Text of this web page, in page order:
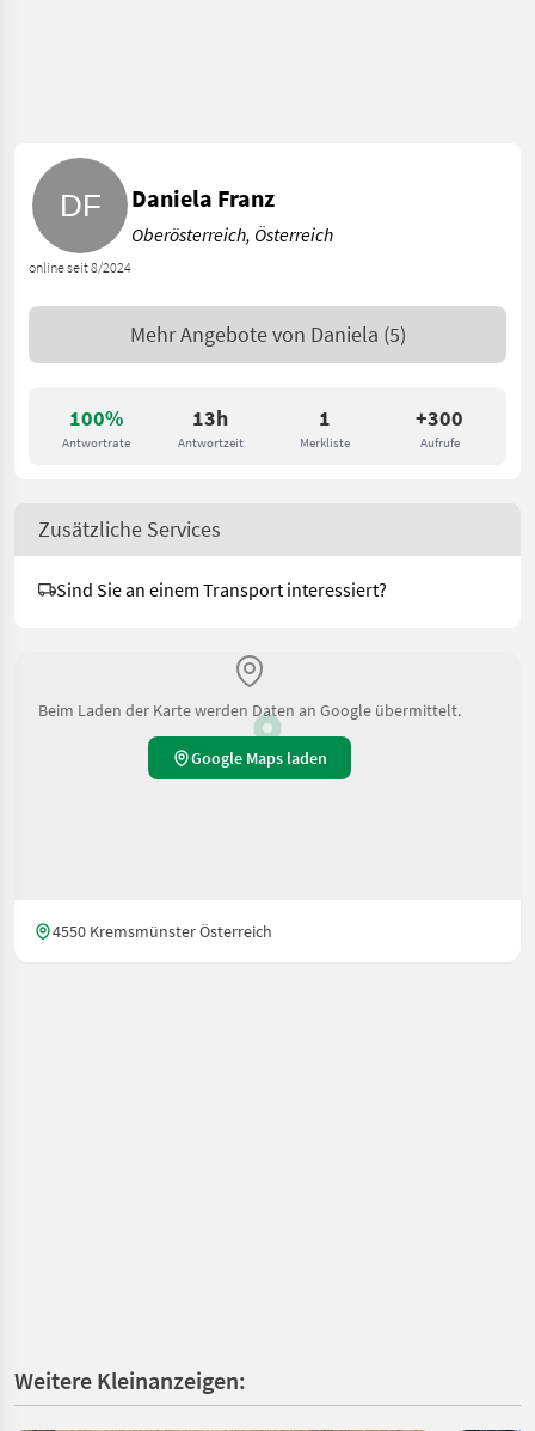
100%
Antwortrate
13h
Antwortzeit
1
Merkliste
+300
Aufrufe
online seit 8/2024
Daniela Franz
Oberösterreich, Österreich
Mehr Angebote von Daniela (5)
Zusätzliche Services
Sind Sie an einem Transport interessiert?
Beim Laden der Karte werden Daten an Google übermittelt.
Google Maps laden
4550 Kremsmünster Österreich
Weitere Kleinanzeigen: